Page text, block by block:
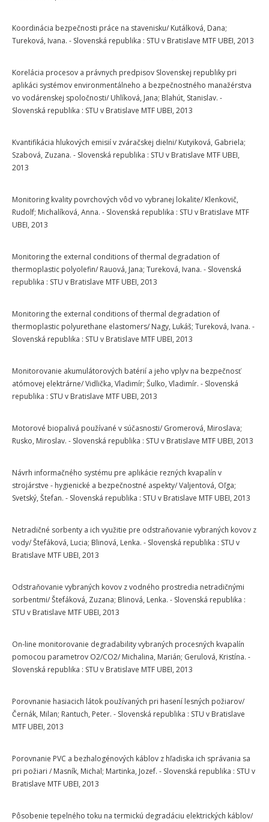
Koordinácia bezpečnosti práce na stavenisku/ Kutálková, Dana;
Tureková, Ivana. - Slovenská republika : STU v Bratislave MTF UBEI, 2013
Korelácia procesov a právnych predpisov Slovenskej republiky pri
aplikáci systémov environmentálneho a bezpečnostného manažérstva
vo vodárenskej spoločnosti/ Uhlíková, Jana; Blahút, Stanislav. -
Slovenská republika : STU v Bratislave MTF UBEI, 2013
Kvantifikácia hlukových emisií v zváračskej dielni/ Kutyiková, Gabriela;
Szabová, Zuzana. - Slovenská republika : STU v Bratislave MTF UBEI,
2013
Monitoring kvality povrchových vôd vo vybranej lokalite/ Klenkovič,
Rudolf; Michalíková, Anna. - Slovenská republika : STU v Bratislave MTF
UBEI, 2013
Monitoring the external conditions of thermal degradation of
thermoplastic polyolefin/ Rauová, Jana; Tureková, Ivana. - Slovenská
republika : STU v Bratislave MTF UBEI, 2013
Monitoring the external conditions of thermal degradation of
thermoplastic polyurethane elastomers/ Nagy, Lukáš; Tureková, Ivana. -
Slovenská republika : STU v Bratislave MTF UBEI, 2013
Monitorovanie akumulátorových batérií a jeho vplyv na bezpečnosť
atómovej elektrárne/ Vidlička, Vladimír; Šulko, Vladimír. - Slovenská
republika : STU v Bratislave MTF UBEI, 2013
Motorové biopalivá používané v súčasnosti/ Gromerová, Miroslava;
Rusko, Miroslav. - Slovenská republika : STU v Bratislave MTF UBEI, 2013
Návrh informačného systému pre aplikácie rezných kvapalín v
strojárstve - hygienické a bezpečnostné aspekty/ Valjentová, Oľga;
Svetský, Štefan. - Slovenská republika : STU v Bratislave MTF UBEI, 2013
Netradičné sorbenty a ich využitie pre odstraňovanie vybraných kovov z
vody/ Štefáková, Lucia; Blinová, Lenka. - Slovenská republika : STU v
Bratislave MTF UBEI, 2013
Odstraňovanie vybraných kovov z vodného prostredia netradičnými
sorbentmi/ Štefáková, Zuzana; Blinová, Lenka. - Slovenská republika :
STU v Bratislave MTF UBEI, 2013
On-line monitorovanie degradability vybraných procesných kvapalín
pomocou parametrov O2/CO2/ Michalina, Marián; Gerulová, Kristína. -
Slovenská republika : STU v Bratislave MTF UBEI, 2013
Porovnanie hasiacich látok používaných pri hasení lesných požiarov/
Černák, Milan; Rantuch, Peter. - Slovenská republika : STU v Bratislave
MTF UBEI, 2013
Porovnanie PVC a bezhalogénových káblov z hľadiska ich správania sa
pri požiari / Masník, Michal; Martinka, Jozef. - Slovenská republika : STU v
Bratislave MTF UBEI, 2013
Pôsobenie tepelného toku na termickú degradáciu elektrických káblov/